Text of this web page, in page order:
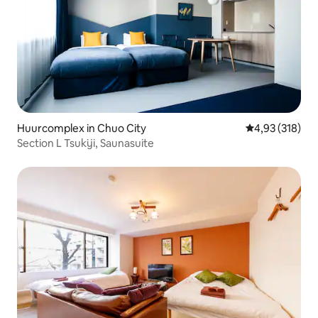
Huurcomplex in Chuo City Gemiddelde
4,93 (318)
Section L Tsukiji, Saunasuite